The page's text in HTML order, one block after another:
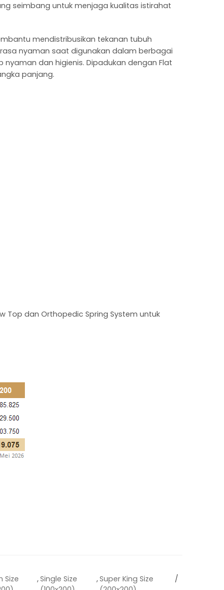
seimbang untuk menjaga kualitas istirahat
mendistribusikan tekanan tubuh
nyaman saat digunakan dalam berbagai
dan higienis. Dipadukan dengan Flat
panjang.
Top dan Orthopedic Spring System untuk
Size
,Single Size
,Super King Size